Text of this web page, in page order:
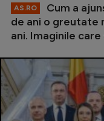
AS.RO
Cum a
de ani o greutate
ani. Imaginile